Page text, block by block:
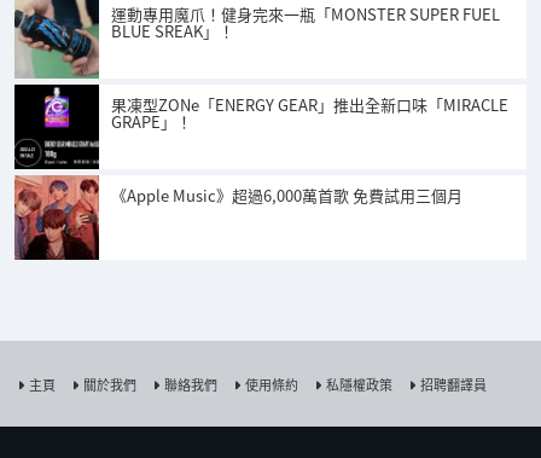
運動專用魔爪！健身完來一瓶「MONSTER SUPER FUEL
BLUE SREAK」！
果凍型ZONe「ENERGY GEAR」推出全新口味「MIRACLE
GRAPE」！
《Apple Music》超過6,000萬首歌 免費試用三個月
主頁 關於我們 聯絡我們 使用條約 私隱權政策 招聘翻譯員